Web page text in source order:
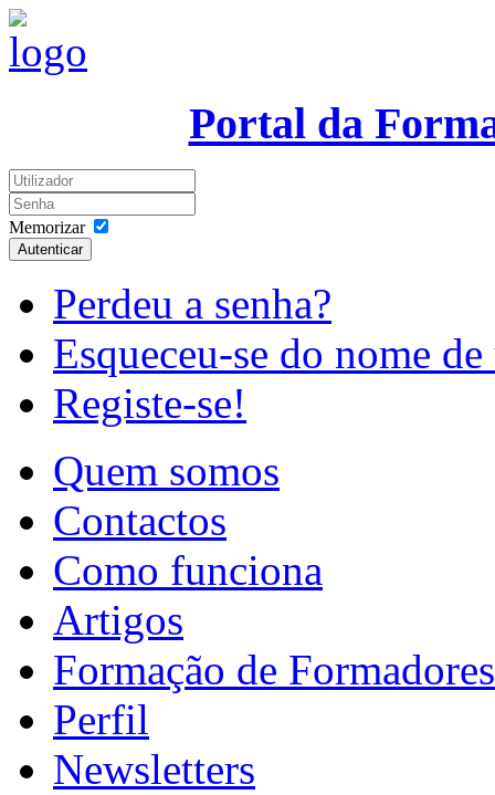
Portal da
Memorizar
Autenticar
Perdeu a senha?
Esqueceu-se do nome
Registe-se!
Quem somos
Contactos
Como funciona
Artigos
Formação de Formadores
Perfil
Newsletters